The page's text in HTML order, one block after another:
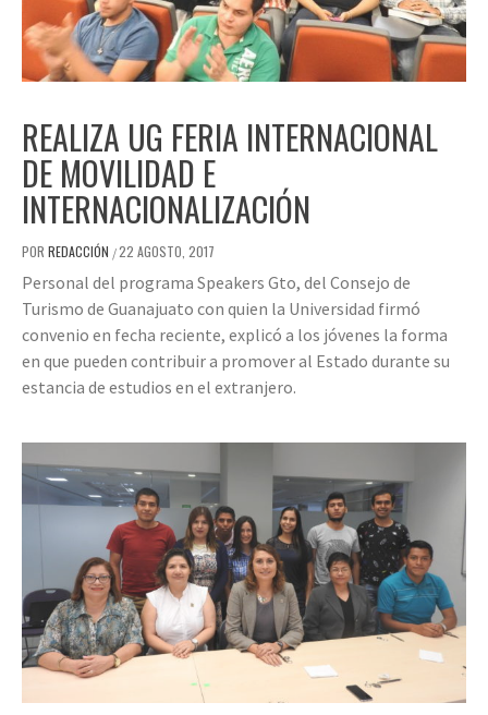
REALIZA UG FERIA INTERNACIONAL
DE MOVILIDAD E
INTERNACIONALIZACIÓN
POR REDACCIÓN /22 AGOSTO, 2017
Personal del programa Speakers Gto, del Consejo de
Turismo de Guanajuato con quien la Universidad firmó
convenio en fecha reciente, explicó a los jóvenes la forma
en que pueden contribuir a promover al Estado durante su
estancia de estudios en el extranjero.